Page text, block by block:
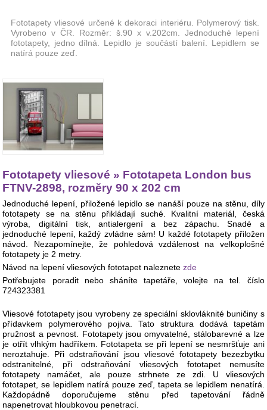
Fototapety vliesové určené k dekoraci interiéru. Polymerový tisk.
Vyrobeno v ČR. Rozměr: š.90 x v.202cm. Jednoduché lepení
fototapety, jedno dílná. Lepidlo je součástí balení. Lepidlem se
natírá pouze zeď.
Fototapety vliesové » Fototapeta London bus
FTNV-2898, rozměry 90 x 202 cm
Jednoduché lepení, přiložené lepidlo se nanáší pouze na stěnu, díly
fototapety se na stěnu přikládají suché. Kvalitní materiál, česká
výroba, digitální tisk, antialergení a bez zápachu. Snadé a
jednoduché lepení, každý zvládne sám! U každé fototapety přiložen
návod. Nezapomínejte, že pohledová vzdálenost na velkoplošné
fototapety je 2 metry.
Návod na lepení vliesových fototapet naleznetezde
Potřebujete poradit nebo sháníte tapetáře, volejte na tel. číslo
724323381
Vliesové fototapety jsou vyrobeny ze speciální sklovláknité buničiny s
přídavkem polymerového pojiva. Tato struktura dodává tapetám
pružnost a pevnost. Fototapety jsou omyvatelné, stálobarevné a lze
je otřít vlhkým hadříkem. Fototapeta se při lepení se nesmršťuje ani
neroztahuje. Při odstraňování jsou vliesové fototapety bezezbytku
odstranitelné, při odstraňování vliesových fototapet nemusíte
fototapety namáčet, ale pouze strhnete ze zdi. U vliesových
fototapet, se lepidlem natírá pouze zeď, tapeta se lepidlem nenatírá.
Každopádně doporučujeme stěnu před tapetování řádně
napenetrovat hloubkovou penetrací.